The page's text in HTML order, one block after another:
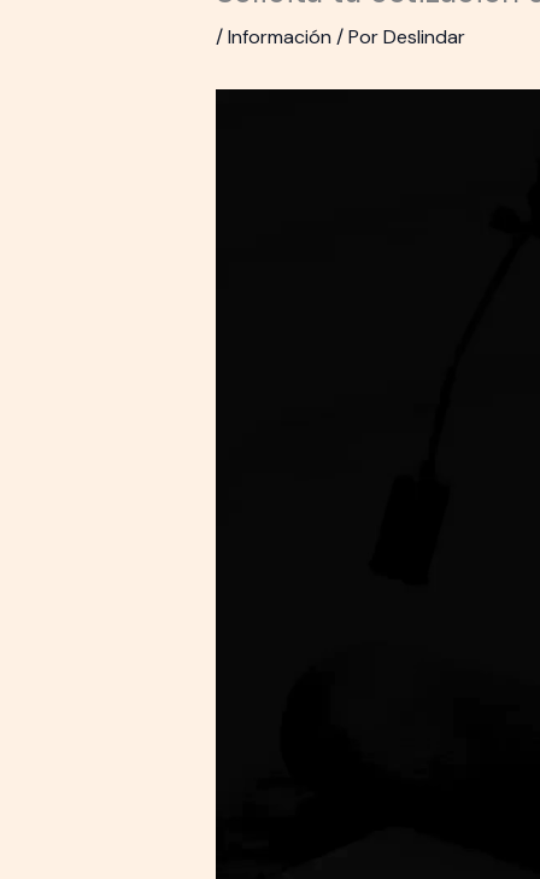
/Información / PorDeslindar